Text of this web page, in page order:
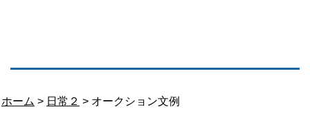
ホーム > 日常２ > オークション文例